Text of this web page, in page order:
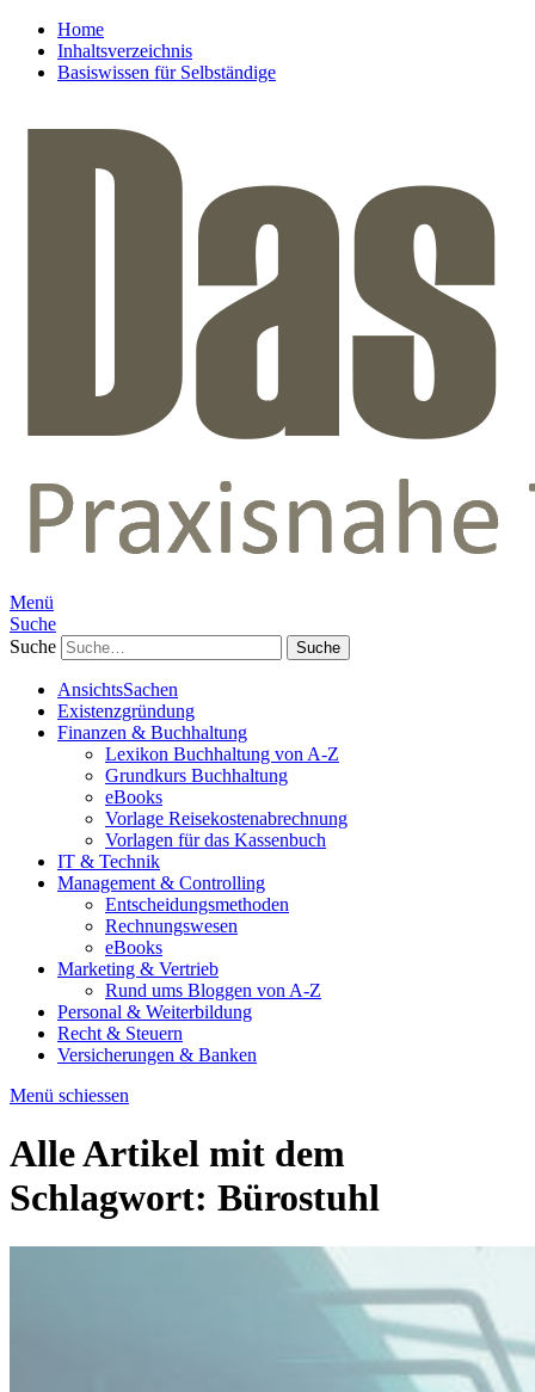
Home
Inhaltsverzeichnis
Basiswissen für Selbständige
Menü
Suche
Suche
AnsichtsSachen
Existenzgründung
Finanzen & Buchhaltung
Lexikon Buchhaltung von A-Z
Grundkurs Buchhaltung
eBooks
Vorlage Reisekostenabrechnung
Vorlagen für das Kassenbuch
IT & Technik
Management & Controlling
Entscheidungsmethoden
Rechnungswesen
eBooks
Marketing & Vertrieb
Rund ums Bloggen von A-Z
Personal & Weiterbildung
Recht & Steuern
Versicherungen & Banken
Menü schiessen
Alle Artikel mit dem
Schlagwort: Bürostuhl